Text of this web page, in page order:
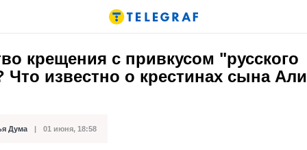
крещения с привкусом "русского
Что известно о крестинах сына
Дума 01 июня, 18:58